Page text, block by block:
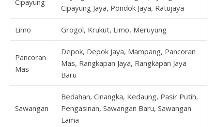
Cipayung Jaya, Pondok Jaya, Ratujaya
Limo Grogol, Krukut, Limo, Meruyung
Pancoran
Mas
Depok, Depok Jaya, Mampang, Pancoran
Mas, Rangkapan Jaya, Rangkapan Jaya
Baru
Sawangan
Bedahan, Cinangka, Kedaung, Pasir Putih,
Pengasinan, Sawangan Baru, Sawangan
Lama